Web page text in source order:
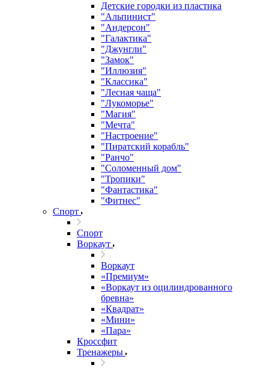
Детские городки из пластика
"Альпинист"
"Андерсон"
"Галактика"
"Джунгли"
"Замок"
"Иллюзия"
"Классика"
"Лесная чаща"
"Лукоморье"
"Магия"
"Мечта"
"Настроение"
"Пиратский корабль"
"Ранчо"
"Соломенный дом"
"Тропики"
"Фантастика"
"Фитнес"
Спорт
Спорт
Воркаут
Воркаут
«Премиум»
«Воркаут из оцилиндрованного
бревна»
«Квадрат»
«Мини»
«Пара»
Кроссфит
Тренажеры